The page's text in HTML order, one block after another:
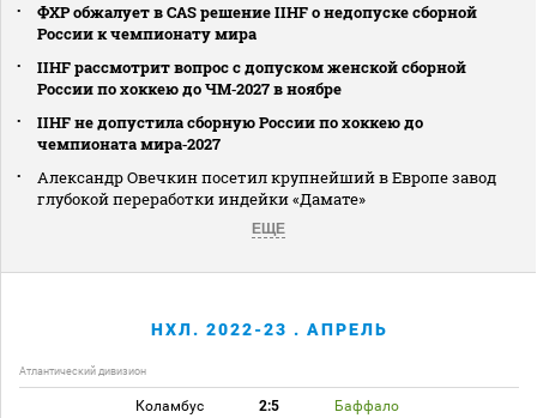
ФХР обжалует в CAS решение IIHF о недопуске сборной
России к чемпионату мира
IIHF рассмотрит вопрос с допуском женской сборной
России по хоккею до ЧМ‑2027 в ноябре
IIHF не допустила сборную России по хоккею до
чемпионата мира‑2027
Александр Овечкин посетил крупнейший в Европе завод
глубокой переработки индейки «Дамате»
ЕЩЕ
НХЛ. 2022-23 . АПРЕЛЬ
Атлантический дивизион
Коламбус 2:5 Баффало